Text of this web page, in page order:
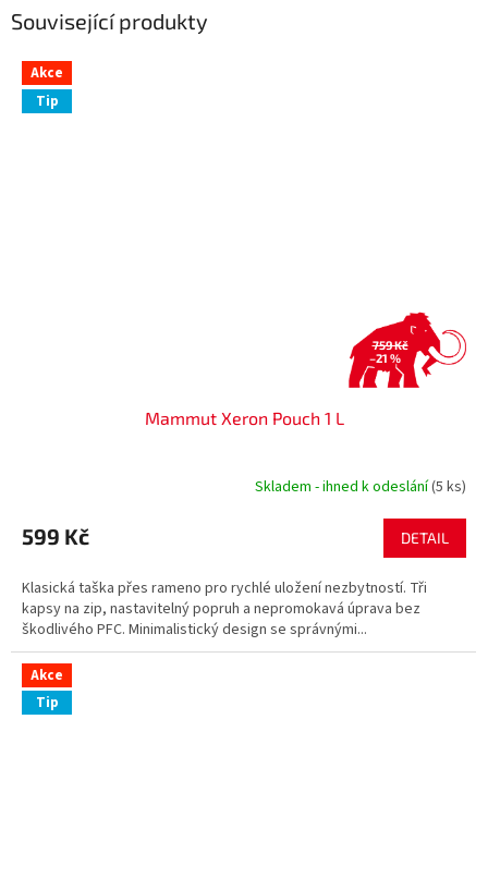
Související produkty
Akce
Tip
759 Kč
–21 %
Mammut Xeron Pouch 1 L
Skladem - ihned k odeslání(5 ks)
599 Kč DETAIL
Klasická taška přes rameno pro rychlé uložení nezbytností. Tři
kapsy na zip, nastavitelný popruh a nepromokavá úprava bez
škodlivého PFC. Minimalistický design se správnými...
Akce
Tip